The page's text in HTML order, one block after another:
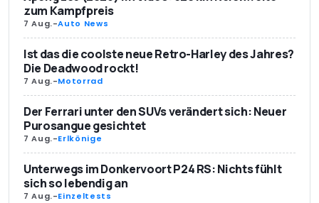
zum Kampfpreis
7 Aug.-Auto News
Ist das die coolste neue Retro-Harley des Jahres?
Die Deadwood rockt!
7 Aug.-Motorrad
Der Ferrari unter den SUVs verändert sich: Neuer
Purosangue gesichtet
7 Aug.-Erlkönige
Unterwegs im Donkervoort P24 RS: Nichts fühlt
sich so lebendig an
7 Aug.-Einzeltests